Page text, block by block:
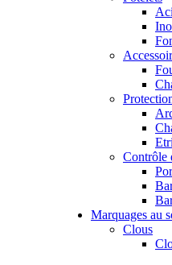
Contrôle
Marquages au
Clous